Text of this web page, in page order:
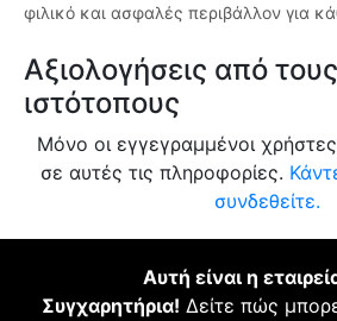
φιλικό και ασφαλές περιβάλλον για
Αξιολογήσεις από
ιστότοπους
Μόνο οι εγγεγραμμένοι
σε αυτές τις πληροφορίες.
συνδεθείτε.
Αυτή είναι η
Συγχαρητήρια! Δείτε πώς